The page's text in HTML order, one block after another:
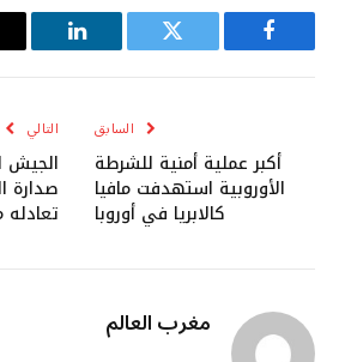
فيسبوك تويتر لينكدإن
السابق
أكبر عملية أمنية للشرطة
الأوروبية استهدفت مافيا
كالابريا في أوروبا
التالي
الجيش
صدارة
تعادله
مغرب العالم